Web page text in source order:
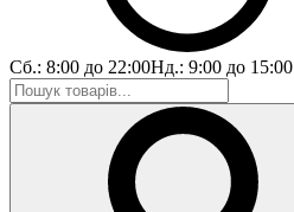
Сб.: 8:00 до 22:00Нд.: 9:00 до 15:00